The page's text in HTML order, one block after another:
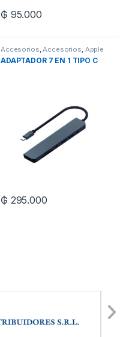
₲ 95.000
Accesorios,Accesorios, Apple
ADAPTADOR 7 EN 1 TIPO C
₲ 295.000